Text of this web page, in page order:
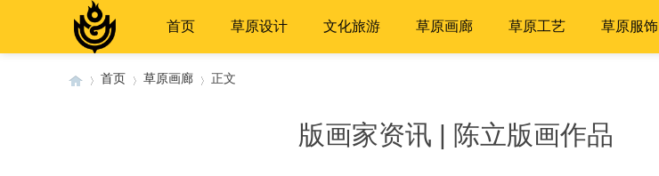
首页 草原设计 文化旅游 草原画廊 草原工艺 草原服饰
首页 草原画廊 正文
版画家资讯 | 陈立版画作品